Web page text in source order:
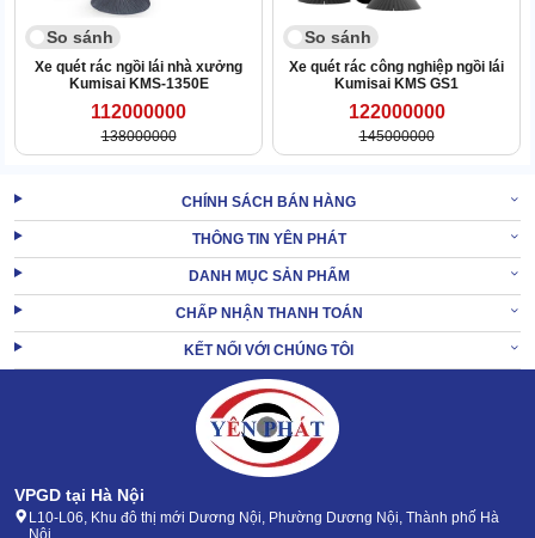
Sức bền khi làm sạch
Karcher KM 120/250 R D Classic có thể duy trì năng lực làm việc
của mình trong suốt 6-8 tiếng. Vậy nên, khi cần vệ sinh mặt sàn
với quy mô lớn, bạn có thể tìm đến thiết bị này.
So sánh
Xe quét rác ngồi lái nhà xưởng
Kumisai KMS-1350E
112000000
138000000
So sánh
Xe quét rác công nghiệp ngồi lái
Kumisai KMS GS1
122000000
145000000
CHÍNH SÁCH BÁN HÀNG
THÔNG TIN YÊN PHÁT
DANH MỤC SẢN PHẨM
CHẤP NHẬN THANH TOÁN
KẾT NỐI VỚI CHÚNG TÔI
VPGD tại Hà Nội
L10-L06, Khu đô thị mới Dương Nội, Phường Dương Nội, Thành phố Hà
Nội